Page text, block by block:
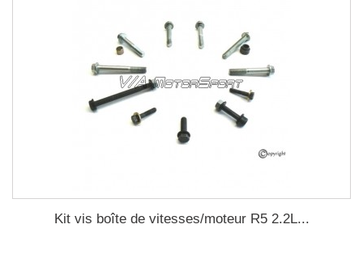
Kit vis boîte de vitesses/moteur R5 2.2L...